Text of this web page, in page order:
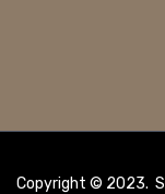
Copyright © 2023.